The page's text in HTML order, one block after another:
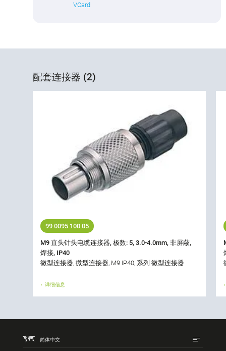
VCard
配套连接器 (2)
99 0095 100 05
M9 直头针头电缆连接器, 极数: 5, 3.0-4.0mm, 非屏蔽,
焊接, IP40
微型连接器, 微型连接器, M9 IP40, 系列 微型连接器
详细信息
简体中文